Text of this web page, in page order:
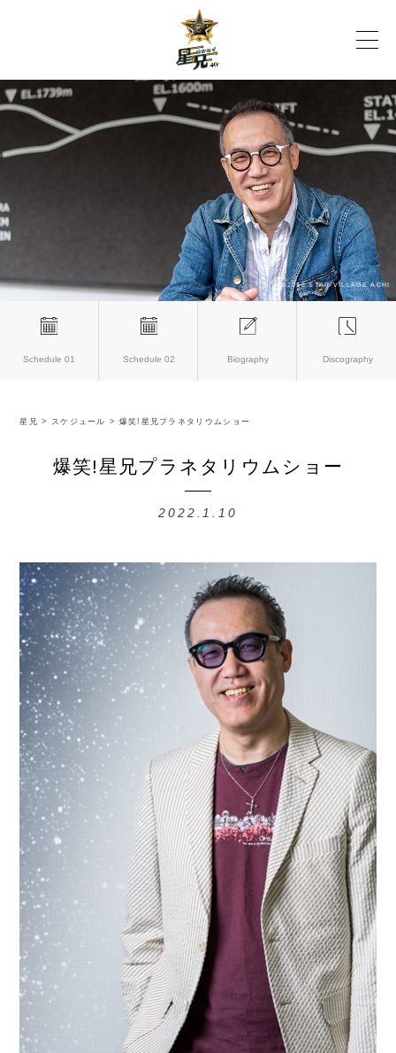
Schedule 01 Schedule 02 Biography Discography
星兄 > スケジュール > 爆笑!星兄プラネタリウムショー
爆笑!星兄プラネタリウムショー
2022.1.10